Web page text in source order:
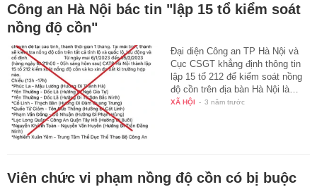
Công an Hà Nội bác tin "lập 15 tổ kiểm soát
nồng độ cồn"
Đại diện Công an TP Hà Nội và
Cục CSGT khẳng định thông tin
lập 15 tổ 212 để kiểm soát nồng
độ cồn trên địa bàn Hà Nội là…
XÃ HỘI - 3 năm trước
Viên chức vi phạm nồng độ cồn có bị buộc